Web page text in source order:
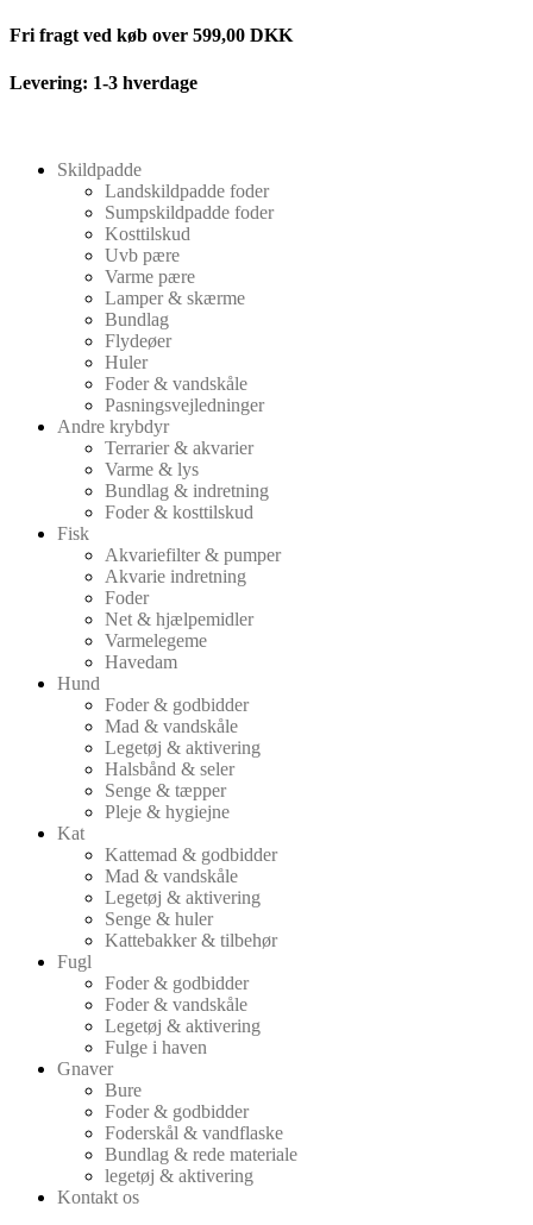
Videre
indhold
Fri fragt ved køb over 599,00 DKK
Levering: 1-3 hverdage
Skildpadde
Landskildpadde foder
Sumpskildpadde foder
Kosttilskud
Uvb pære
Varme pære
Lamper & skærme
Bundlag
Flydeøer
Huler
Foder & vandskåle
Pasningsvejledninger
Andre krybdyr
Terrarier & akvarier
Varme & lys
Bundlag & indretning
Foder & kosttilskud
Fisk
Akvariefilter & pumper
Akvarie indretning
Foder
Net & hjælpemidler
Varmelegeme
Havedam
Hund
Foder & godbidder
Mad & vandskåle
Legetøj & aktivering
Halsbånd & seler
Senge & tæpper
Pleje & hygiejne
Kat
Kattemad & godbidder
Mad & vandskåle
Legetøj & aktivering
Senge & huler
Kattebakker & tilbehør
Fugl
Foder & godbidder
Foder & vandskåle
Legetøj & aktivering
Fulge i haven
Gnaver
Bure
Foder & godbidder
Foderskål & vandflaske
Bundlag & rede materiale
legetøj & aktivering
Kontakt os